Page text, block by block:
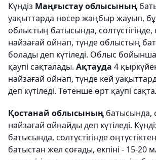
Күндіз Маңғыстау облысының
уақыттарда нөсер жаңбыр жауып,
облыстың батысында,
найзағай ойнап, түнде облыстың
болады деп күтіледі. Облыс
қаупі сақталады. Ақтауда 4
найзағай ойнап, түнде кей
деп күтіледі. Төтенше өрт қаупі
Қостанай облысының батысында,
найзағай ойнайды деп күтіледі.
батысында, солтүстігінде
батыстан жел соғады, екпіні - 15-20